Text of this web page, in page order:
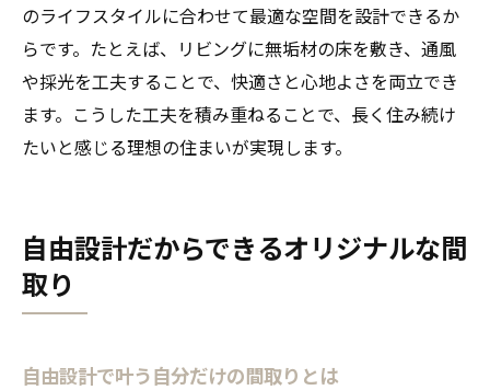
のライフスタイルに合わせて最適な空間を設計できるか
らです。たとえば、リビングに無垢材の床を敷き、通風
や採光を工夫することで、快適さと心地よさを両立でき
ます。こうした工夫を積み重ねることで、長く住み続け
たいと感じる理想の住まいが実現します。
自由設計だからできるオリジナルな間
取り
自由設計で叶う自分だけの間取りとは